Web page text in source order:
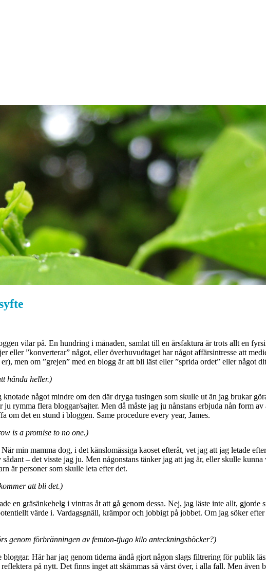
vilar på. En hundring i månaden, samlat till en årsfaktura är trots allt en
eller ”konverterar” något, eller överhuvudtaget har något affärsintresse att
men om ”grejen” med en blogg är att bli läst eller ”sprida ordet” eller något
hända heller.)
något mindre om den där dryga tusingen som skulle ut än jag brukar
rymma flera bloggar/sajter. Men då måste jag ju nånstans erbjuda nån form
det en stund i bloggen. Same procedure every year, James.
is a promise to no one.)
min mamma dog, i det känslomässiga kaoset efteråt, vet jag att jag letade
– det visste jag ju. Men någonstans tänker jag att jag är, eller skulle
är personer som skulle leta efter det.
att bli det.)
en gräsänkehelg i vintras åt att gå genom dessa. Nej, jag läste inte allt, gjorde
värde i. Vardagsgnäll, krämpor och jobbigt på jobbet. Om jag söker
genom förbränningen av femton-tjugo kilo anteckningsböcker?)
Här har jag genom tiderna ändå gjort någon slags filtrering för publik
på nytt. Det finns inget att skämmas så värst över, i alla fall. Men även